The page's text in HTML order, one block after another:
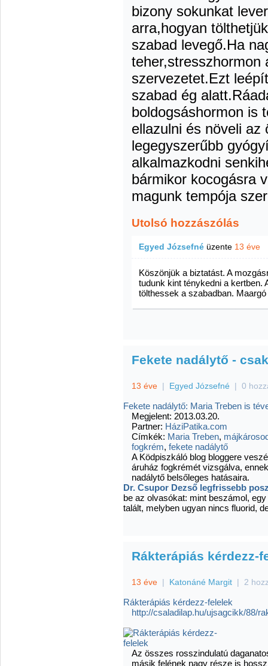
bizony sokunkat
arra,hogyan
szabad levegő.Ha
teher,stresszhormon
szervezetet.Ezt
szabad ég
boldogsáshormon is
ellazulni és növeli az
legegyszerűbb
alkalmazkodni
bármikor kocogásra
magunk tempója
Utolsó hozzászólás
Egyed Józsefné üzente 13 éve
Köszönjük a biztatást. A
tudunk kint ténykedni a kertben.
tölthessek a szabadban. Maargó
Fekete nadálytő -
13 éve | Egyed Józsefné | 0
Fekete nadálytő: Maria Treben is
Megjelent: 2013.03.20.
Partner: HáziPatika.com
Címkék: Maria Treben,
fogkrém, fekete nadálytő
A Ködpiszkáló blog bloggere
áruház fogkrémét vizsgálva,
nadálytő belsőleges hatásaira.
Dr. Csupor Dezső legfrissebb
be az olvasókat: mint beszámol,
talált, melyben ugyan nincs fluorid,
Rákterápiás kérdezz-
13 éve | Katonáné Margit | 2
Rákterápiás kérdezz-felelek
http://csaladilap.hu/ujsagcikk/88/
Az összes rosszindulatú
másik felének nagy része is